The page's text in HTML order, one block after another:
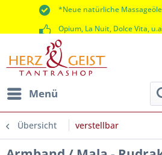
*Neue natürliche
Opium, La Nuit, Dolce Vita,
*60 Tage Rückgaberecht*
Menü
Übersicht verstellbar